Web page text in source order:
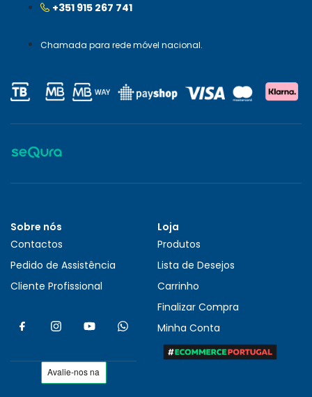
+351 915 267 741
Chamada para rede móvel nacional.
Sobre nós
Contactos
Pedido de Assistência
Cliente Profissional
Loja
Produtos
Lista de Desejos
Carrinho
Finalizar Compra
Minha Conta